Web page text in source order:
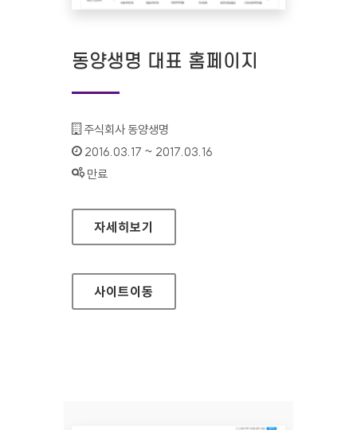
동양생명 대표 홈페이지
기관명 :
주식회사 동양생명
인증기간 :
2016.03.17 ~ 2017.03.16
상태 :
만료
동양생명 대표 홈페이지
자세히보기
사이트이동